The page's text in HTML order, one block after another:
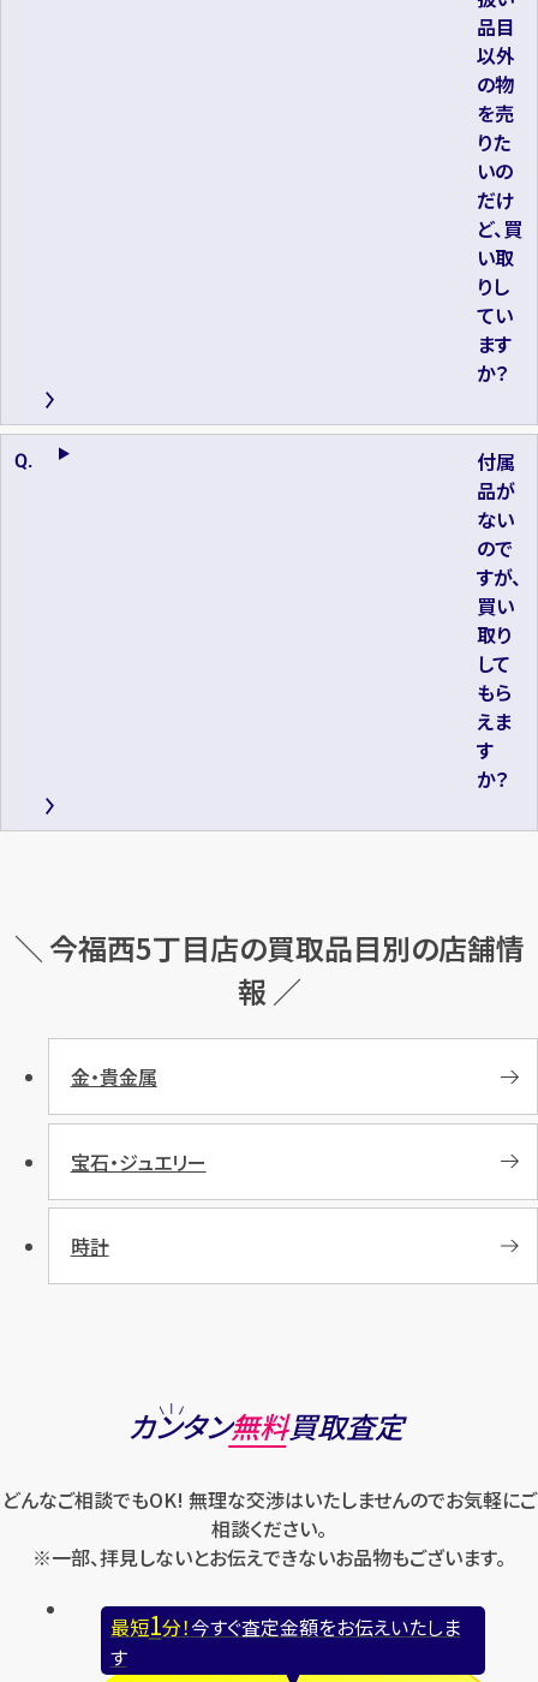
品目
以外
の物
を売
りた
いの
だけ
ど、買
い取
りし
てい
ます
か？
付属
品が
ない
ので
すが、
買い
取り
して
もら
えま
す
か？
＼ 今福西5丁目店の買取品目別の店舗情
報 ／
金・貴金属
宝石・ジュエリー
時計
カンタン無料買取査定
どんなご相談でもOK! 無理な交渉はいたしませんのでお気軽にご
相談ください。
※一部、拝見しないとお伝えできないお品物もございます。
最短1分！今すぐ査定金額をお伝えいたしま
す